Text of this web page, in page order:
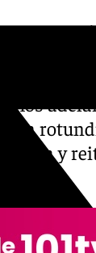
Que
la
y